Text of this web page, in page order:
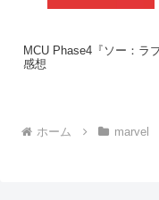
MCU Phase4『ソー：ラ
感想
ホーム marvel